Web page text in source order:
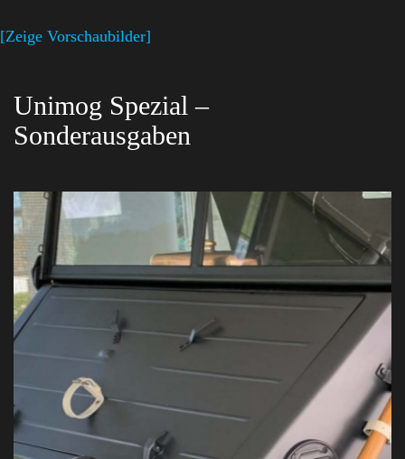
[Zeige Vorschaubilder]
Unimog Spezial –
Sonderausgaben